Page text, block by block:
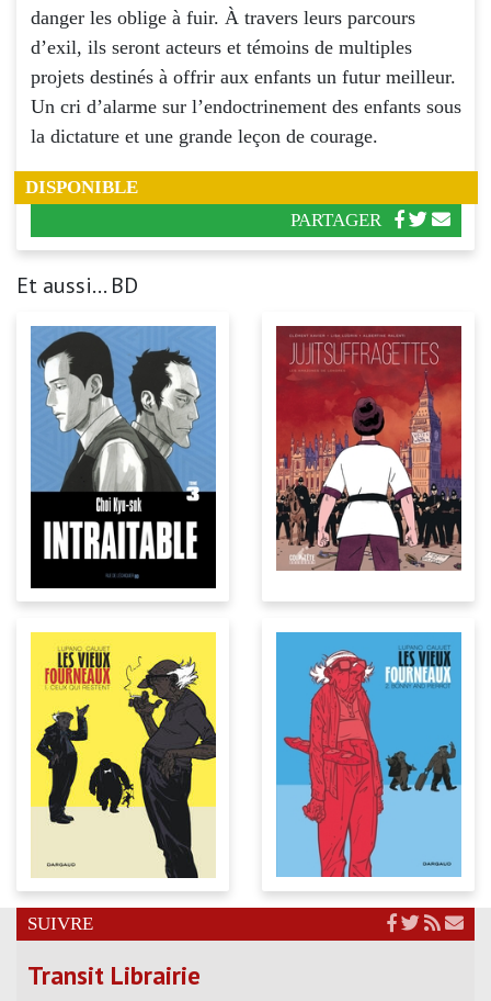
danger les oblige à fuir. À travers leurs parcours
d’exil, ils seront acteurs et témoins de multiples
projets destinés à offrir aux enfants un futur meilleur.
Un cri d’alarme sur l’endoctrinement des enfants sous
la dictature et une grande leçon de courage.
DISPONIBLE
PARTAGER
Et aussi... BD
SUIVRE
Transit Librairie